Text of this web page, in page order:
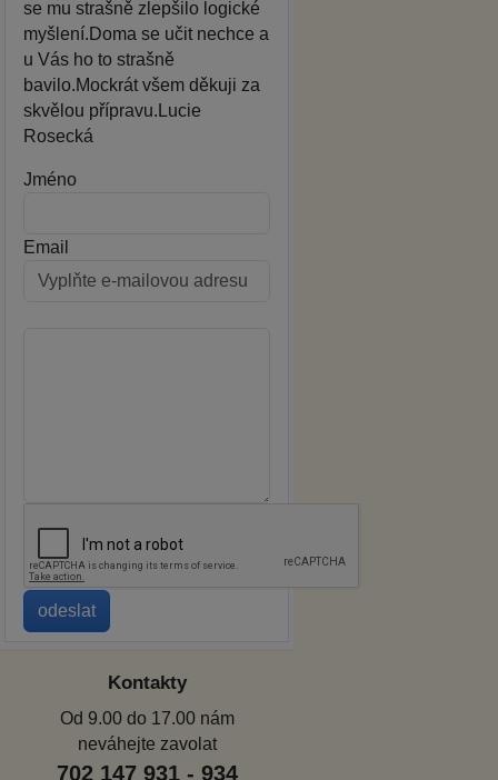
se mu strašně zlepšilo logické
myšlení.Doma se učit nechce a
u Vás ho to strašně
bavilo.Mockrát všem děkuji za
skvělou přípravu.Lucie
Rosecká
Jméno
Email
Kontakty
Od 9.00 do 17.00 nám
neváhejte zavolat
702 147 931 - 934